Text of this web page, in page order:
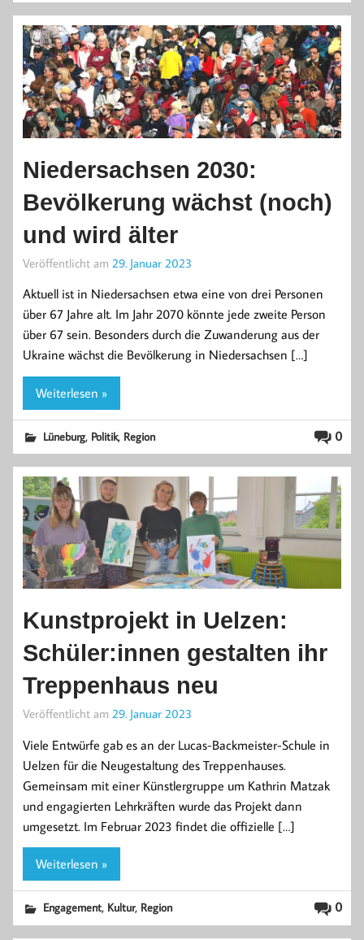
Niedersachsen 2030:
Bevölkerung wächst (noch)
und wird älter
Veröffentlicht am 29. Januar 2023
Aktuell ist in Niedersachsen etwa eine von drei Personen
über 67 Jahre alt. Im Jahr 2070 könnte jede zweite Person
über 67 sein. Besonders durch die Zuwanderung aus der
Ukraine wächst die Bevölkerung in Niedersachsen […]
Weiterlesen »
0
Lüneburg, Politik, Region
Kunstprojekt in Uelzen:
Schüler:innen gestalten ihr
Treppenhaus neu
Veröffentlicht am 29. Januar 2023
Viele Entwürfe gab es an der Lucas-Backmeister-Schule in
Uelzen für die Neugestaltung des Treppenhauses.
Gemeinsam mit einer Künstlergruppe um Kathrin Matzak
und engagierten Lehrkräften wurde das Projekt dann
umgesetzt. Im Februar 2023 findet die offizielle […]
Weiterlesen »
0
Engagement, Kultur, Region